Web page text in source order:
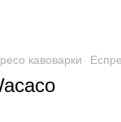
кавоварки